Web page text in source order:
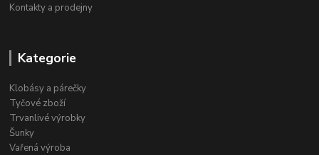
Kontakty a prodejny
Kategorie
Klobásy a párečky
Tyčové zboží
Trvanlivé výrobky
Šunky
Vařená výroba